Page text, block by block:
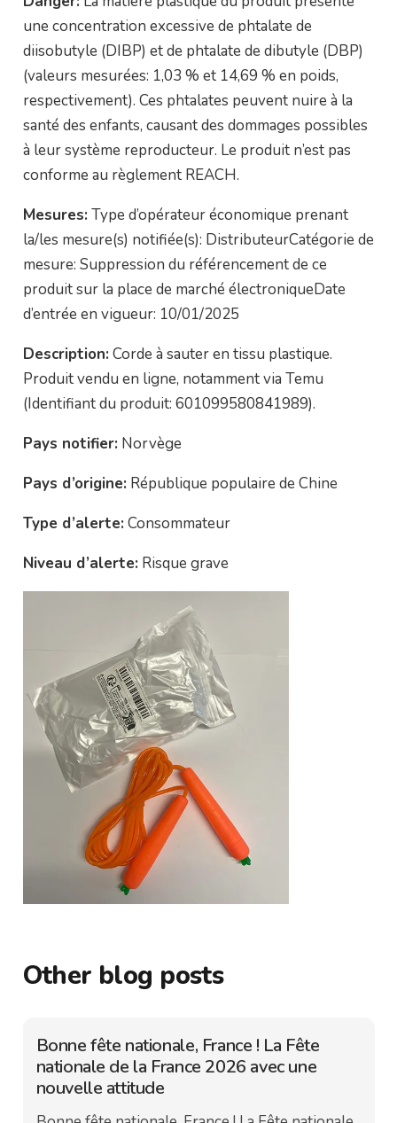
une concentration excessive de phtalate de
diisobutyle (DIBP) et de phtalate de dibutyle (DBP)
(valeurs mesurées: 1,03 % et 14,69 % en poids,
respectivement). Ces phtalates peuvent nuire à la
santé des enfants, causant des dommages possibles
à leur système reproducteur. Le produit n’est pas
conforme au règlement REACH.
Mesures: Type d’opérateur économique prenant
la/les mesure(s) notifiée(s): DistributeurCatégorie de
mesure: Suppression du référencement de ce
produit sur la place de marché électroniqueDate
d’entrée en vigueur: 10/01/2025
Description: Corde à sauter en tissu plastique.
Produit vendu en ligne, notamment via Temu
(Identifiant du produit: 601099580841989).
Pays notifier: Norvège
Pays d’origine: République populaire de Chine
Type d’alerte: Consommateur
Niveau d’alerte: Risque grave
Other blog posts
Bonne fête nationale, France ! La Fête
nationale de la France 2026 avec une
nouvelle attitude